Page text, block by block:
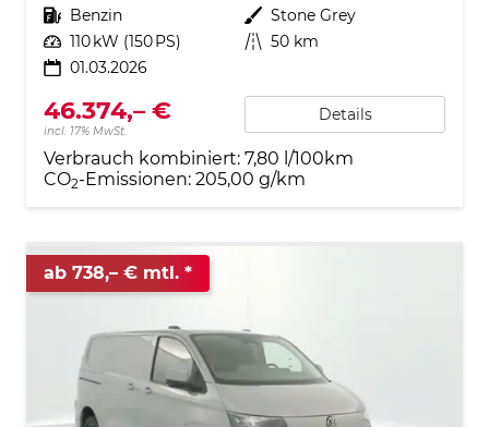
Kraftstoff Benzin Außenfarbe Stone Grey
Leistung 110 kW (150 PS) Kilometerstand 50 km
01.03.2026
46.374,– €
incl. 17% MwSt.
Details
Verbrauch kombiniert: 7,80 l/100km
CO2-Emissionen: 205,00 g/km
ab 738,– € mtl.